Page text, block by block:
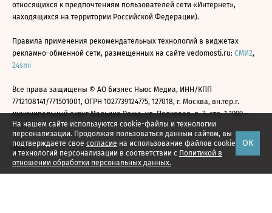
На нашем сайте используются cookie-файлы и технологии
персонализации. Продолжая пользоваться данным сайтом, вы
подтверждаете свое согласие на использование файлов cookie
и технологий персонализации в соответствии с Политикой в
отношении обработки персональных данных.
ОК
относящихся к предпочтениям пользователей сети «Интернет»,
находящихся на территории Российской Федерации).
Правила применения рекомендательных технологий в виджетах
рекламно-обменной сети, размещенных на сайте vedomosti.ru: СМИ2,
24smi
Все права защищены © АО Бизнес Ньюс Медиа, ИНН/КПП
7712108141/771501001, ОГРН 1027739124775, 127018, г. Москва, вн.тер.г.
муниципальный округ Марьина Роща, ул. Полковая, д. 3, стр. 1 1999—
2026